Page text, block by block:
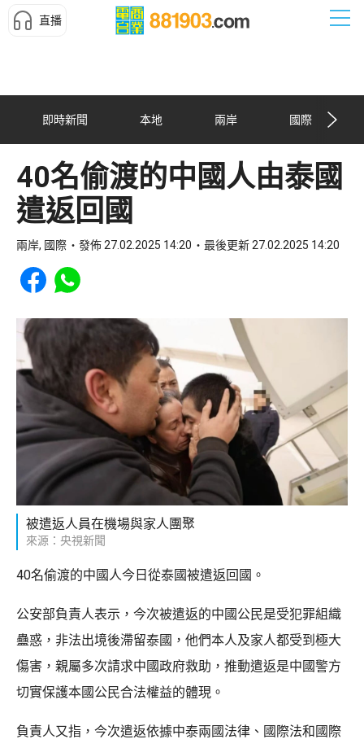
直播
即時新聞 本地 兩岸 國際
40名偷渡的中國人由泰國
遣返回國
兩岸, 國際 發佈 27.02.2025 14:20 最後更新 27.02.2025 14:20
Share to Facebook
Share to WhatsApp
被遣返人員在機場與家人團聚
來源：央視新聞
40名偷渡的中國人今日從泰國被遣返回國。
公安部負責人表示，今次被遣返的中國公民是受犯罪組織
蠱惑，非法出境後滯留泰國，他們本人及家人都受到極大
傷害，親屬多次請求中國政府救助，推動遣返是中國警方
切實保護本國公民合法權益的體現。
負責人又指，今次遣返依據中泰兩國法律、國際法和國際